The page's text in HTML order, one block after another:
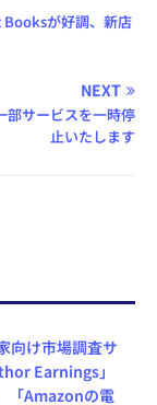
Booksが好調、新店
NEXT
部サービスを一時停
止いたします